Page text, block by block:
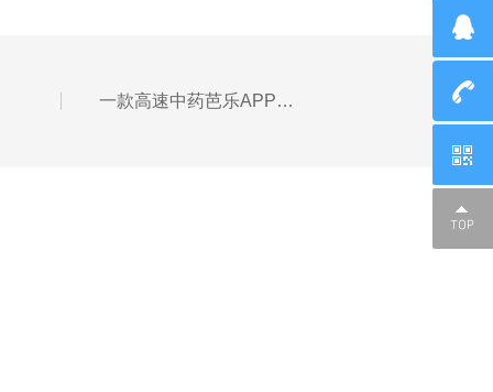
一款高速中药芭乐APP下载无限免费的自述